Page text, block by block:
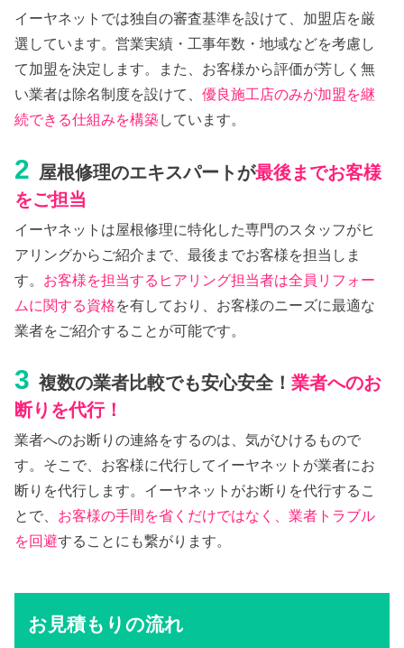
イーヤネットでは独自の審査基準を設けて、加盟店を厳
選しています。営業実績・工事年数・地域などを考慮し
て加盟を決定します。また、お客様から評価が芳しく無
い業者は除名制度を設けて、優良施工店のみが加盟を継
続できる仕組みを構築しています。
2 屋根修理のエキスパートが最後までお客様
をご担当
イーヤネットは屋根修理に特化した専門のスタッフがヒ
アリングからご紹介まで、最後までお客様を担当しま
す。 お客様を担当するヒアリング担当者は全員リフォー
ムに関する資格を有しており、お客様のニーズに最適な
業者をご紹介することが可能です。
3 複数の業者比較でも安心安全！業者へのお
断りを代行！
業者へのお断りの連絡をするのは、気がひけるもので
す。そこで、お客様に代行してイーヤネットが業者にお
断りを代行します。イーヤネットがお断りを代行するこ
とで、 お客様の手間を省くだけではなく、業者トラブル
を回避することにも繋がります。
お見積もりの流れ